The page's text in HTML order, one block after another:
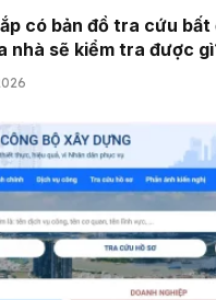
có bản đồ tra cứu bất
nhà sẽ kiểm tra được